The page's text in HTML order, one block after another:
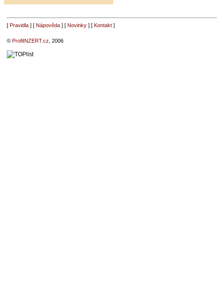
[ Pravidla] [ Nápověda] [ Novinky] [ Kontakt]
© ProfiINZERT.cz , 2006